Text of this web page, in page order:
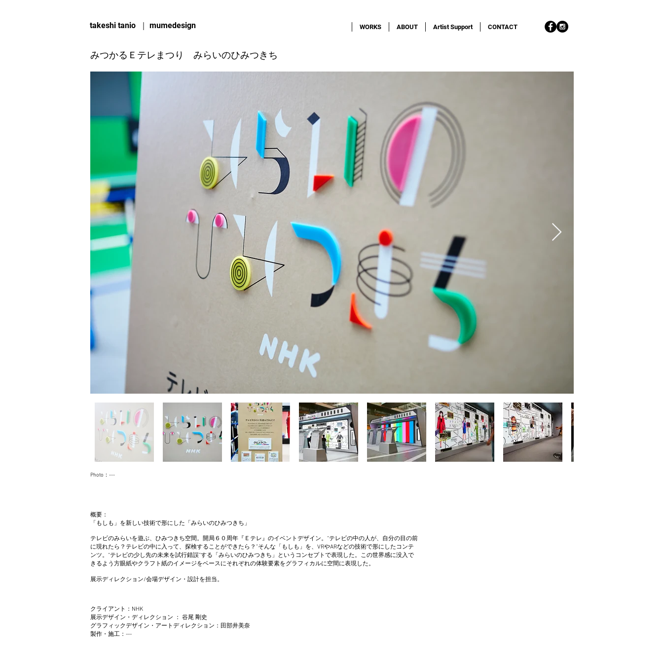
takeshi tanio ｜ mumedesign WORKS ABOUT Artist Support CONTACT
みつかるＥテレまつり みらいのひみつきち
Photo：---
概要：
「もしも」を新しい技術で形にした「みらいのひみつきち」
テレビのみらいを遊ぶ、ひみつきち空間。開局６０周年『Ｅテレ』のイベントデザイン。“テレビの中の人が、自分の目の前
に現れたら？テレビの中に入って、探検することができたら？”そんな「もしも」を、VRやARなどの技術で形にしたコンテ
ンツ。“テレビの少し先の未来を試行錯誤”する「みらいのひみつきち」というコンセプトで表現した。この世界感に没入で
きるよう方眼紙やクラフト紙のイメージをベースにそれぞれの体験要素をグラフィカルに空間に表現した。
展示ディレクション/会場デザイン・設計を担当。
クライアント：NHK
展示デザイン・ディレクション ： 谷尾 剛史
グラフィックデザイン・アートディレクション：田部井美奈
製作・施工：---